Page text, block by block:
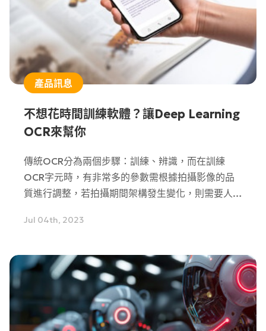
產品訊息
不想花時間訓練軟體？讓Deep Learning
OCR來幫你
傳統OCR分為兩個步驟：訓練、辨識，而在訓練
OCR字元時，有非常多的參數需根據拍攝影像的品
質進行調整，若拍攝期間架構發生變化，則需要人工
質等等，也都會影響到檢測結果，而Deep
體後，操作人員僅需告知影像中字元的大小，各種常
見的字體即可被正確辨識。
Jul 04th, 2023